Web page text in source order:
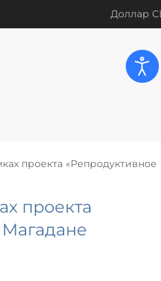
Доллар
проекта «Репродуктивное
проекта